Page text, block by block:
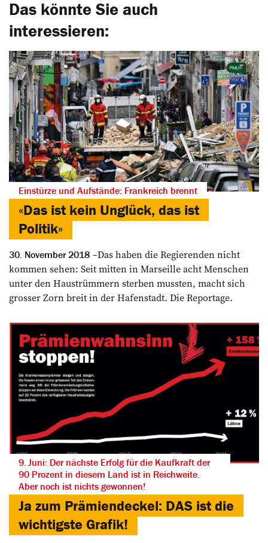
Das könnte Sie auch
interessieren:
Einstürze und Aufstände: Frankreich brennt
«Das ist kein Unglück, das ist
Politik»
30. November 2018
Das haben die Regierenden nicht
kommen sehen: Seit mitten in ­Marseille acht Menschen
unter den Haustrümmern sterben mussten, macht sich
grosser Zorn breit in der Hafenstadt. Die Reportage.
9. Juni: Der nächste Erfolg für die Kaufkraft der
90 Prozent in diesem Land ist in Reichweite.
Aber noch ist nichts gewonnen!
Ja zum Prämiendeckel: DAS ist die
wichtigste Grafik!